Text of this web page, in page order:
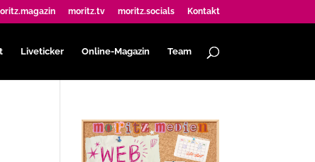
moritz.tv moritz.socials Kontakt
Liveticker Online-Magazin Team